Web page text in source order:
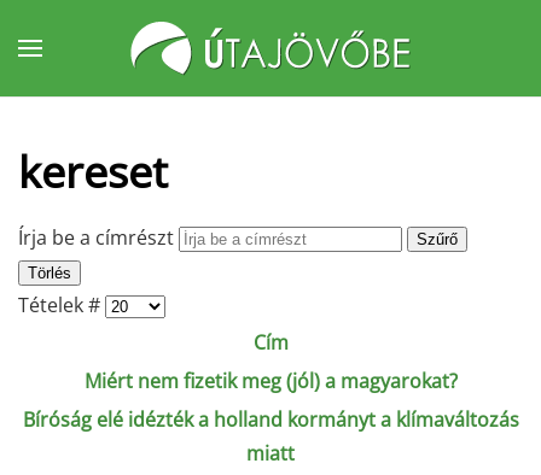
Fő tartalom átugrása
kereset
Írja be a címrészt
Szűrő
Törlés
Tételek #
Cím
Miért nem fizetik meg (jól) a magyarokat?
Bíróság elé idézték a holland kormányt a klímaváltozás
miatt